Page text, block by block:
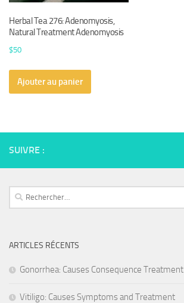
Herbal Tea 276: Adenomyosis,
Natural Treatment Adenomyosis
$50
Ajouter au panier
SUIVRE :
Rechercher :
ARTICLES RÉCENTS
Gonorrhea: Causes Consequence Treatment
Vitiligo: Causes Symptoms and Treatment